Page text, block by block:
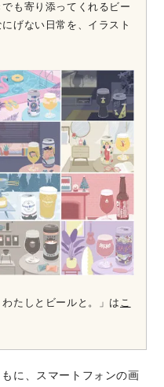
も寄り添ってくれるビー
げない日常を、イラスト
たしとビールと。」は こ
に、スマートフォンの画